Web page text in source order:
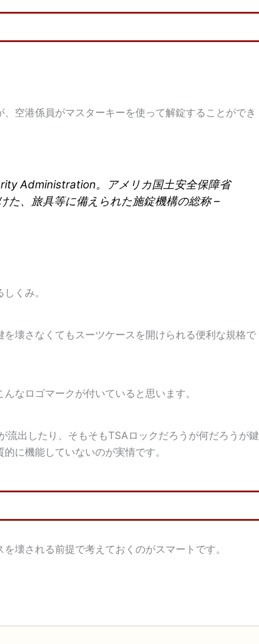
空港係員がマスターキーを使って解錠することができ
Administration。アメリカ国土安全保障省
た、旅具等に備えられた施錠機構の総称 –
くみ。
壊さなくてもスーツケースを開けられる便利な規格で
なロゴマークが付いていると思います。
流出したり、そもそもTSAロックだろうが何だろうが鍵
に機能していないのが実情です。
壊される前提で考えておくのがスマートです。